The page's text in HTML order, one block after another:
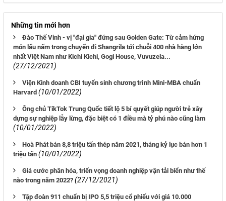
Những tin mới hơn
Đào Thế Vinh - vị "đại gia" đứng sau Golden Gate: Từ cảm hứng
món lẩu nấm trong chuyến đi Shangrila tới chuỗi 400 nhà hàng lớn
nhất Việt Nam như Kichi Kichi, Gogi House, Vuvuzela...
(27/12/2021)
Viện Kinh doanh CBI tuyển sinh chương trình Mini-MBA chuẩn
Harvard (10/01/2022)
Ông chủ TikTok Trung Quốc tiết lộ 5 bí quyết giúp người trẻ xây
dựng sự nghiệp lẫy lừng, đặc biệt có 1 điều mà tỷ phú nào cũng làm
(10/01/2022)
Hoà Phát bán 8,8 triệu tấn thép năm 2021, tháng kỷ lục bán hơn 1
triệu tấn (10/01/2022)
Giá cước phân hóa, triển vọng doanh nghiệp vận tải biển như thế
nào trong năm 2022? (27/12/2021)
Tập đoàn 911 chuẩn bị IPO 5,5 triệu cổ phiếu với giá 10.000